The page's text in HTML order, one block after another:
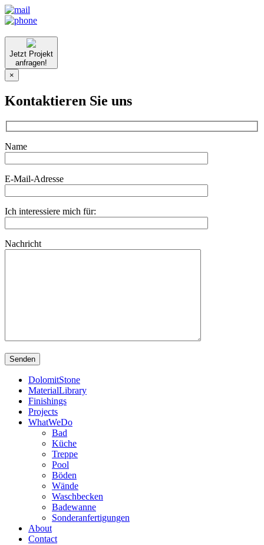
Jetzt Projekt
anfragen!
×
Kontaktieren Sie uns
Name
E-Mail-Adresse
Ich interessiere mich für:
Nachricht
DolomitStone
MaterialLibrary
Finishings
Projects
WhatWeDo
Bad
Küche
Treppe
Pool
Böden
Wände
Waschbecken
Badewanne
Sonderanfertigungen
About
Contact